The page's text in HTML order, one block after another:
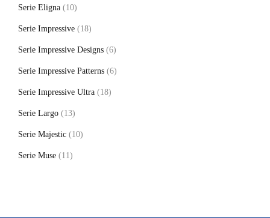
Serie Eligna (10)
Serie Impressive (18)
Serie Impressive Designs (6)
Serie Impressive Patterns (6)
Serie Impressive Ultra (18)
Serie Largo (13)
Serie Majestic (10)
Serie Muse (11)